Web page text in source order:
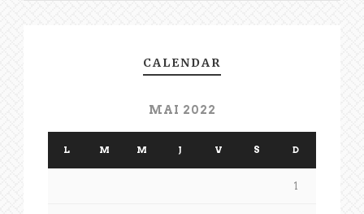
CALENDAR
MAI 2022
L M M J V S D
1